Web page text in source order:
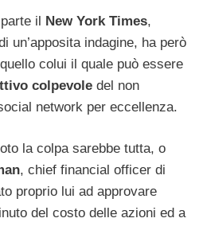
il New York Times,
un’apposita indagine, ha però
quello colui il quale può essere
colpevole del non
network per eccellenza.
la colpa sarebbe tutta, o
, chief financial officer di
proprio lui ad approvare
del costo delle azioni ed a